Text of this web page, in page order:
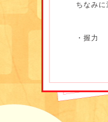
ちなみ
・握力